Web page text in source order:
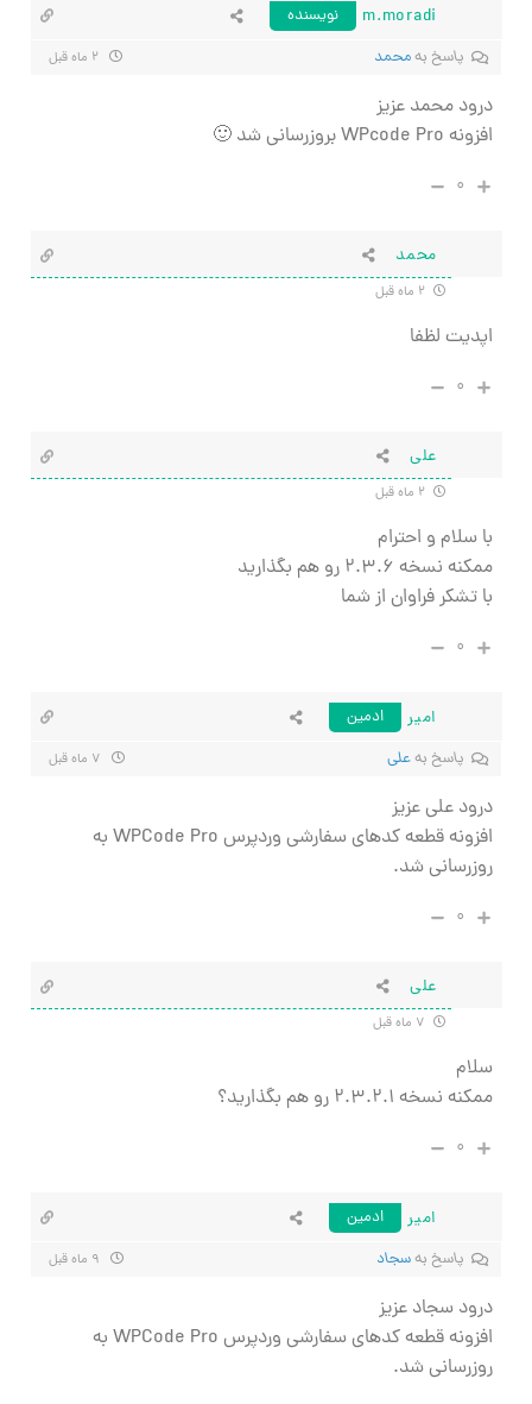
m.moradi
نویسنده
پاسخ بهمحمد
درود محمد عزیز
افزونه WPcode Pro بروزرسانی شد 🙂
۰
محمد
اپدیت لظفا
۰
علی
با سلام و احترام
ممکنه نسخه ۲.۳.۶ رو هم بگذارید
با تشکر فراوان از شما
۰
امیر
ادمین
پاسخ بهعلی
درود علی عزیز
افزونه قطعه کدهای سفارشی وردپرس WPCode Pro به
روزرسانی شد.
۰
علی
سلام
ممکنه نسخه ۲.۳.۲.۱ رو هم بگذارید؟
۰
امیر
ادمین
پاسخ بهسجاد
درود سجاد عزیز
افزونه قطعه کدهای سفارشی وردپرس WPCode Pro به
روزرسانی شد.